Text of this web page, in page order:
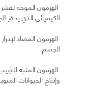
الكيميائي الذي يحفز
الهرمون المضاد
الجسم.
وإنتاج الحيوانات